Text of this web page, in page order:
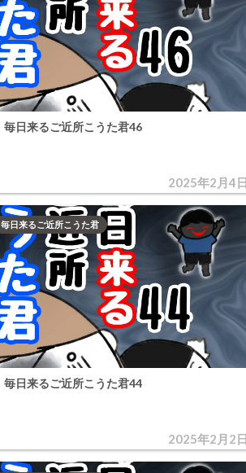
毎日来るご近所こうた君46
2025年2月4日
毎日来るご近所こうた君44
2025年2月2日
毎日来るご近所こうた君